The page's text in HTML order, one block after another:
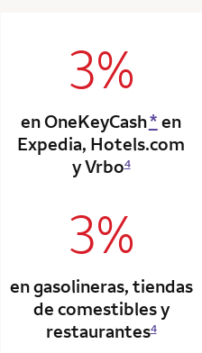
column 2
3%
en OneKeyCash* en
Expedia, Hotels.com
y Vrbo4
column 2
3%
en gasolineras, tiendas
de comestibles y
restaurantes4